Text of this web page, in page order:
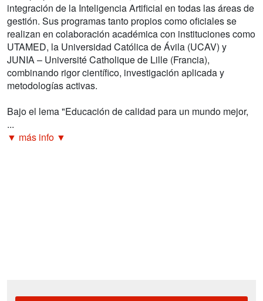
integración de la Inteligencia Artificial en todas las áreas de
gestión. Sus programas tanto propios como oficiales se
realizan en colaboración académica con instituciones como
UTAMED, la Universidad Católica de Ávila (UCAV) y
JUNIA – Université Catholique de Lille (Francia),
combinando rigor científico, investigación aplicada y
metodologías activas.
Bajo el lema "Educación de calidad para un mundo mejor,
...
▼ más info ▼